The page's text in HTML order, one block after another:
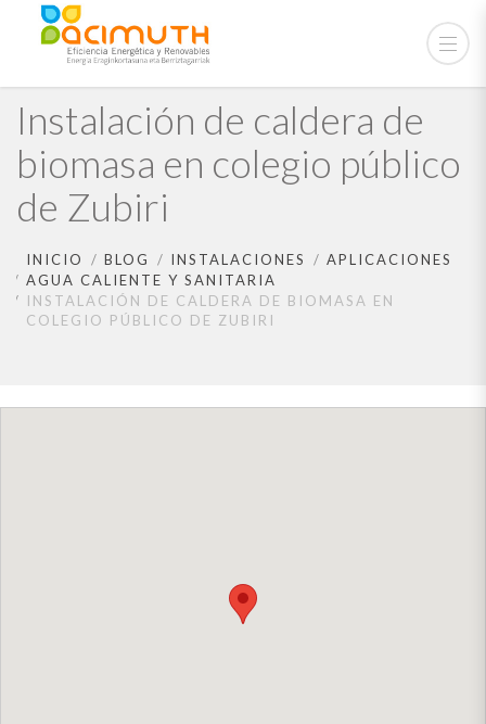
Instalación de caldera de
biomasa en colegio público
de Zubiri
INICIO BLOG INSTALACIONES
APLICACIONES
AGUA CALIENTE Y SANITARIA
INSTALACIÓN DE CALDERA DE BIOMASA EN
COLEGIO PÚBLICO DE ZUBIRI